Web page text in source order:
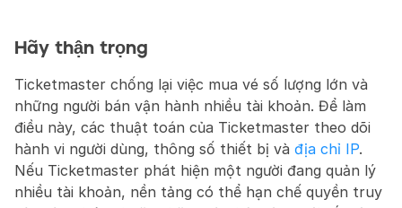
Hãy thận trọng
Ticketmaster chống lại việc mua vé số lượng lớn và
những người bán vận hành nhiều tài khoản. Để làm
điều này, các thuật toán của Ticketmaster theo dõi
hành vi người dùng, thông số thiết bị và địa chỉ IP.
Nếu Ticketmaster phát hiện một người đang quản lý
nhiều tài khoản, nền tảng có thể hạn chế quyền truy